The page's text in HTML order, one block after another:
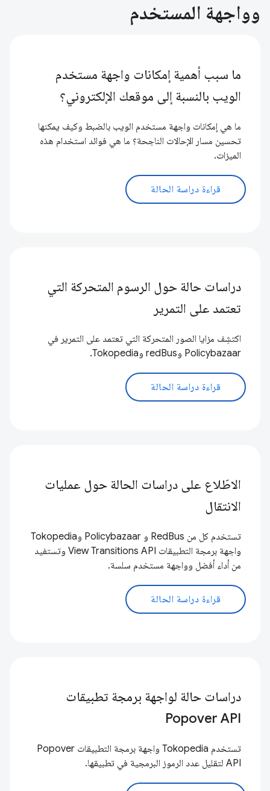
وواجهة المستخدم
ما سبب أهمية إمكانات واجهة مستخدم
الويب بالنسبة إلى موقعك الإلكتروني؟
ما هي إمكانات واجهة مستخدم الويب بالضبط وكيف يمكنها
تحسين مسار الإحالات الناجحة؟ ما هي فوائد استخدام هذه
الميزات.
قراءة دراسة الحالة
دراسات حالة حول الرسوم المتحركة التي
تعتمد على التمرير
اكتشِف مزايا الصور المتحركة التي تعتمد على التمرير في
Policybazaar وredBus وTokopedia.
قراءة دراسة الحالة
الاطّلاع على دراسات الحالة حول عمليات
الانتقال
تستخدم كل من RedBus و Policybazaar وTokopedia
واجهة برمجة التطبيقات View Transitions API وتستفيد
من أداء أفضل وواجهة مستخدم سلسة.
قراءة دراسة الحالة
دراسات حالة لواجهة برمجة تطبيقات
Popover API
تستخدم Tokopedia واجهة برمجة التطبيقات Popover
API لتقليل عدد الرموز البرمجية في تطبيقها.